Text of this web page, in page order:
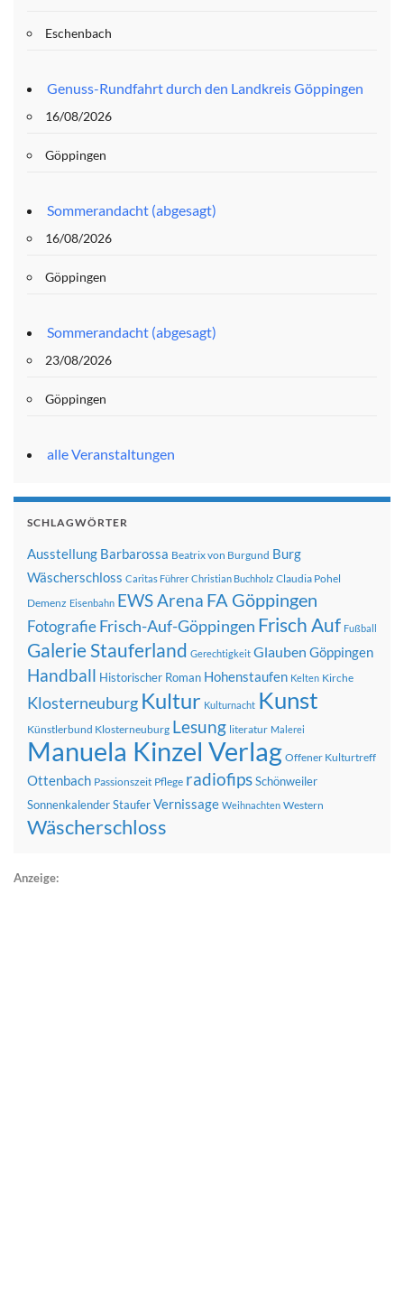
Eschenbach
Genuss-Rundfahrt durch den Landkreis Göppingen
16/08/2026
Göppingen
Sommerandacht (abgesagt)
16/08/2026
Göppingen
Sommerandacht (abgesagt)
23/08/2026
Göppingen
alle Veranstaltungen
SCHLAGWÖRTER
Ausstellung Barbarossa Beatrix von Burgund Burg
Wäscherschloss Caritas Führer Christian Buchholz Claudia Pohel
Demenz Eisenbahn EWS Arena FA Göppingen
FotografieFrisch-Auf-Göppingen Frisch Auf Fußball
Galerie Stauferland Gerechtigkeit Glauben Göppingen
Handball Historischer Roman Hohenstaufen Kelten Kirche
Klosterneuburg Kultur Kulturnacht Kunst
Künstlerbund Klosterneuburg Lesung literatur Malerei
Manuela Kinzel Verlag Offener Kulturtreff
Ottenbach Passionszeit Pflege radiofipsSchönweiler
SonnenkalenderStauferVernissage Weihnachten Western
Wäscherschloss
Anzeige: